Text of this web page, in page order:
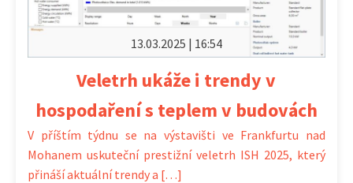
13.03.2025 | 16:54
Veletrh ukáže i trendy v
hospodaření s teplem v budovách
V příštím týdnu se na výstavišti ve Frankfurtu nad
Mohanem uskuteční prestižní veletrh ISH 2025, který
přináší aktuální trendy a […]